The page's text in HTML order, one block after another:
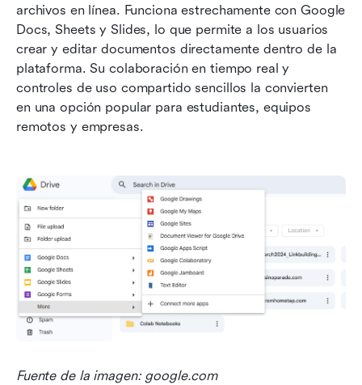
archivos en línea. Funciona estrechamente con Google
Docs, Sheets y Slides, lo que permite a los usuarios
crear y editar documentos directamente dentro de la
plataforma. Su colaboración en tiempo real y
controles de uso compartido sencillos la convierten
en una opción popular para estudiantes, equipos
remotos y empresas.
Fuente de la imagen: google.com